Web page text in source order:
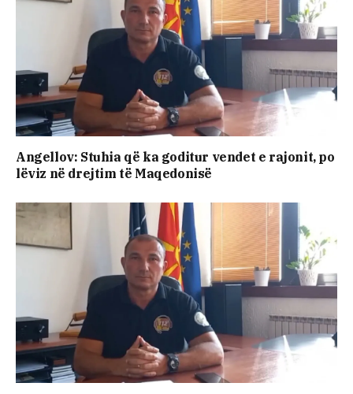
Angellov: Stuhia që ka goditur vendet e rajonit, po
lëviz në drejtim të Maqedonisë